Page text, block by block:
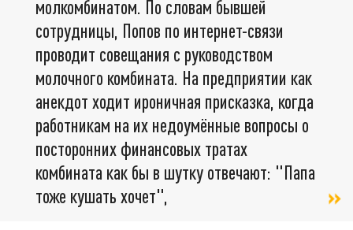
молкомбинатом. По словам бывшей
сотрудницы, Попов по интернет-связи
проводит совещания с руководством
молочного комбината. На предприятии как
анекдот ходит ироничная присказка, когда
работникам на их недоумённые вопросы о
посторонних финансовых тратах
комбината как бы в шутку отвечают: "Папа
тоже кушать хочет",